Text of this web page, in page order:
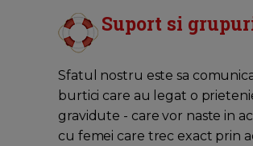
Suport si
Sfatul nostru este sa
burtici care au legat o
gravidute - care vor naste in
cu femei care trec exact prin